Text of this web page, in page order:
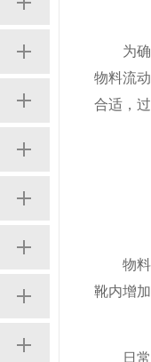
为确保
物料流
合适，
物料特
靴内增
日常维